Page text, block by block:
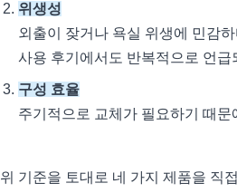
위생성
외출이 잦거나 욕실 위생에 민감하
사용 후기에서도 반복적으로 언급
구성 효율
주기적으로 교체가 필요하기 때
위 기준을 토대로 네 가지 제품을 직